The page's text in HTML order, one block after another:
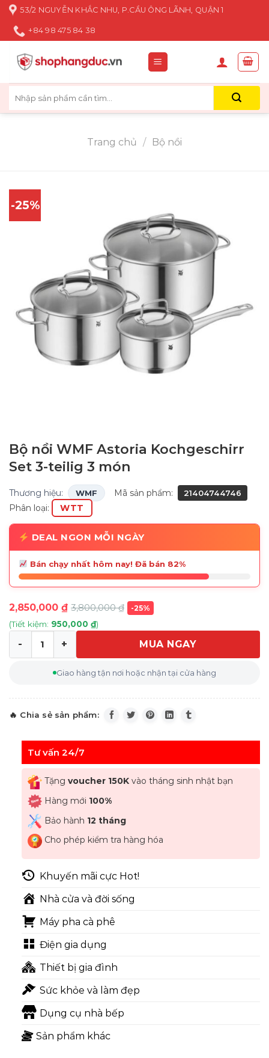
Skip
content
53/2 NGUYỄN KHẮC NHU, P.CẦU ÔNG LÃNH, QUẬN 1
+84 98 475 84 38
kiếm:
Trang chủ / Bộ nồi
-25%
Bộ nồi WMF Astoria Kochgeschirr
Set 3-teilig 3 món
Thương hiệu: WMF Mã sản phẩm: 21404744746
Phân loại: WTT
DEAL NGON MỖI NGÀY
Bán chạy nhất hôm nay! Đã bán 82%
2,850,000 ₫ 3,800,000₫ -25%
(Tiết kiệm: 950,000 ₫)
Bộ nồi WMF Astoria Kochgeschirr Set 3-teilig 3 món số
MUA NGAY
Giao hàng tận nơi hoặc nhận tại cửa hàng
Tư vấn 24/7
Tặng voucher 150Kvào tháng sinh nhật bạn
Hàng mới 100%
Bảo hành 12 tháng
Cho phép kiểm tra hàng hóa
Khuyến mãi cực Hot!
Nhà cửa và đời sống
Máy pha cà phê
Điện gia dụng
Thiết bị gia đình
Sức khỏe và làm đẹp
Dụng cụ nhà bếp
Sản phẩm khác